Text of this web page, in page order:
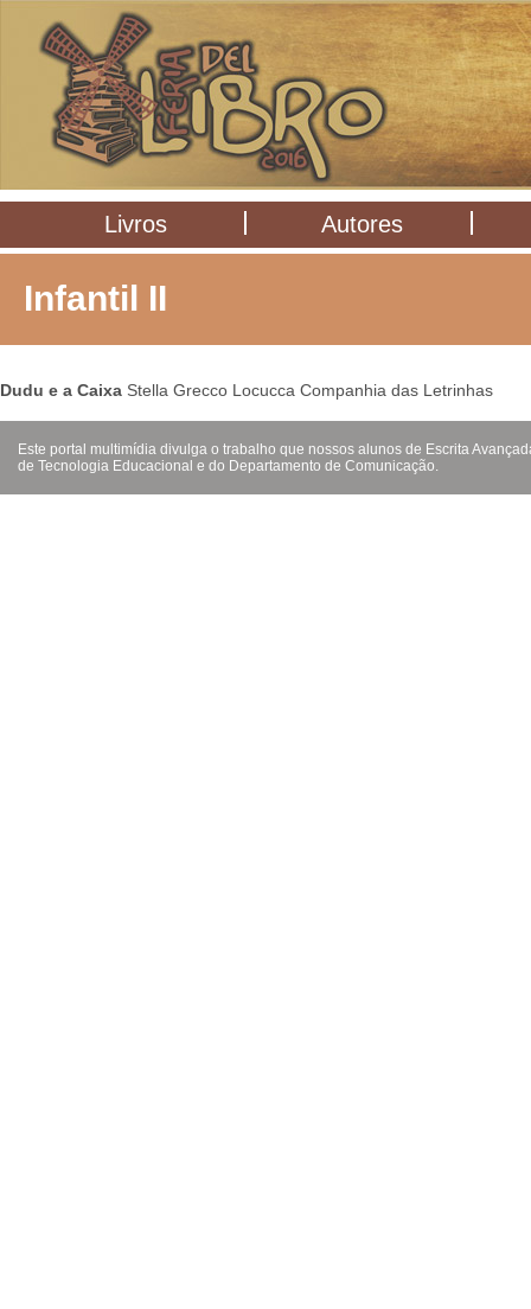
Livros Autores
Infantil II
Dudu e a Caixa Stella Grecco Locucca Companhia das Letrinhas
Este portal multimídia divulga o trabalho que nossos alunos de Escrita
de Tecnologia Educacional e do Departamento de Comunicação.